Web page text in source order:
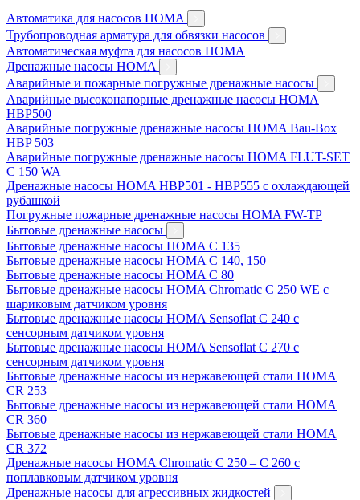
Автоматика для насосов HOMA
Трубопроводная арматура для обвязки насосов
Автоматическая муфта для насосов HOMA
Дренажные насосы HOMA
Аварийные и пожарные погружные дренажные насосы
Аварийные высоконапорные дренажные насосы HOMA
HBP500
Аварийные погружные дренажные насосы HOMA Bau-Box
HBP 503
Аварийные погружные дренажные насосы HOMA FLUT-SET
C 150 WA
Дренажные насосы HOMA HBP501 - HBP555 с охлаждающей
рубашкой
Погружные пожарные дренажные насосы HOMA FW-TP
Бытовые дренажные насосы
Бытовые дренажные насосы HOMA C 135
Бытовые дренажные насосы HOMA C 140, 150
Бытовые дренажные насосы HOMA C 80
Бытовые дренажные насосы HOMA Chromatic C 250 WE с
шариковым датчиком уровня
Бытовые дренажные насосы HOMA Sensoflat C 240 с
сенсорным датчиком уровня
Бытовые дренажные насосы HOMA Sensoflat C 270 с
сенсорным датчиком уровня
Бытовые дренажные насосы из нержавеющей стали HOMA
CR 253
Бытовые дренажные насосы из нержавеющей стали HOMA
CR 360
Бытовые дренажные насосы из нержавеющей стали HOMA
CR 372
Дренажные насосы HOMA Chromatic C 250 – C 260 с
поплавковым датчиком уровня
Дренажные насосы для агрессивных жидкостей